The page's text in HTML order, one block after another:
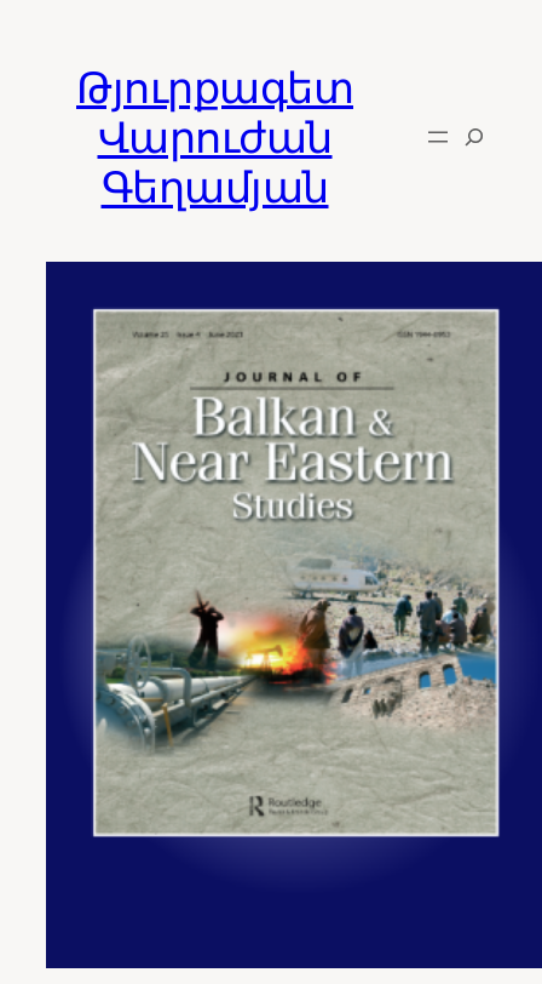
contentԹյուրքագետ
Վարուժան
Գեղամյան